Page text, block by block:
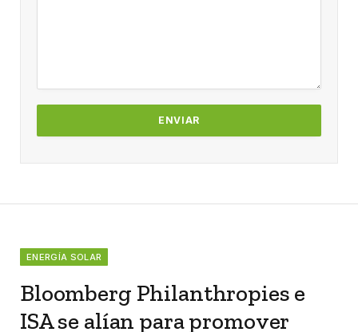
ENERGÍA SOLAR
Bloomberg Philanthropies e
ISA se alían para promover